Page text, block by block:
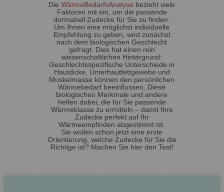
DieWärmeBedarfsAnalyse bezieht viele
Faktoren mit ein, um die passende
dormabell Zudecke für Sie zu finden.
Um Ihnen eine möglichst individuelle
Empfehlung zu geben, wird zunächst
nach dem biologischen Geschlecht
gefragt. Dies hat einen rein
wissenschaftlichen Hintergrund:
Geschlechtsspezifische Unterschiede in
Hautdicke, Unterhautfettgewebe und
Muskelmasse können den persönlichen
Wärmebedarf beeinflussen. Diese
biologischen Merkmale und andere
helfen dabei, die für Sie passende
Wärmeklasse zu ermitteln – damit Ihre
Zudecke perfekt auf Ihr
Wärmeempfinden abgestimmt ist.
Sie wollen schon jetzt eine erste
Orientierung, welche Zudecke für Sie die
Richtige ist? Machen Sie hier den Test!